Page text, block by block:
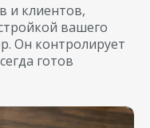
и клиентов,
вашего
Он контролирует
готов